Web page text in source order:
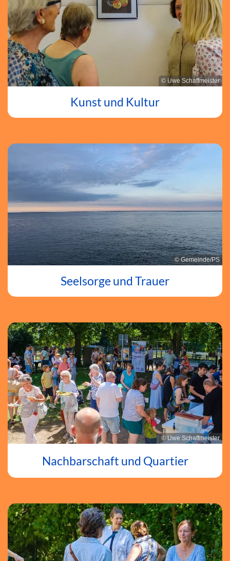
© Uwe Schaffmeister
Kunst und Kultur
© Gemeinde/PS
Seelsorge und Trauer
© Uwe Schaffmeister
Nachbarschaft und Quartier